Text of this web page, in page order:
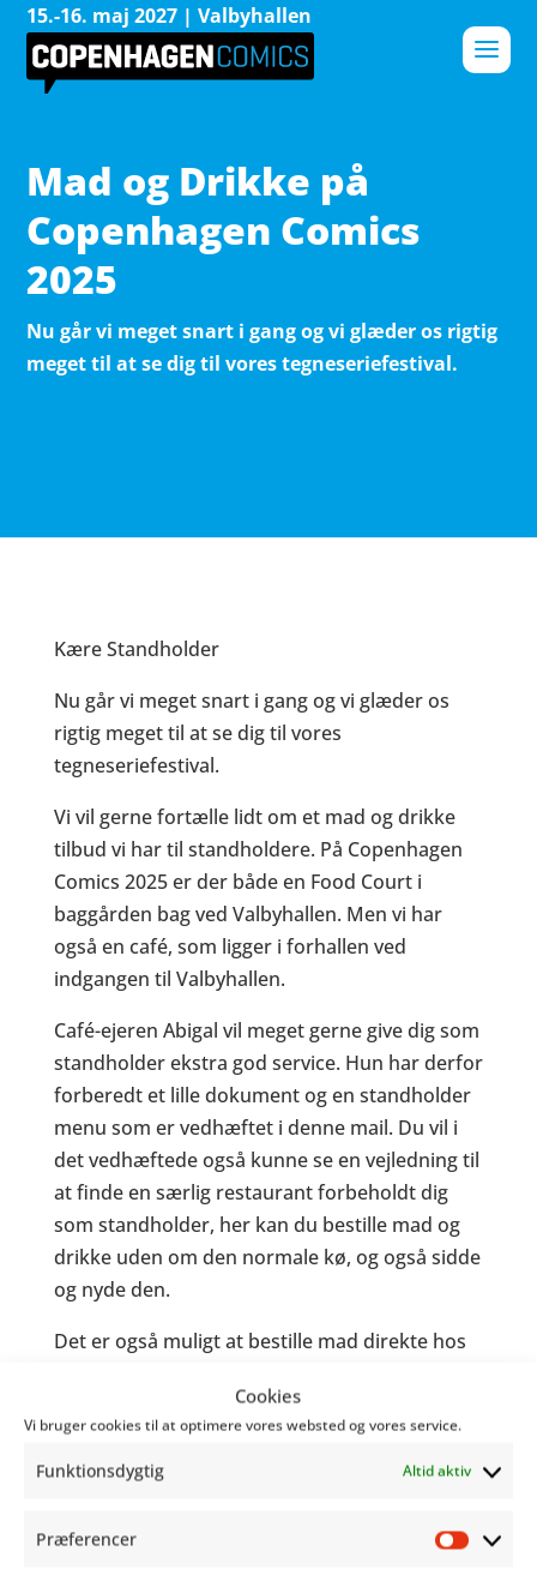
Cookies
Vi bruger cookies til at optimere vores websted og vores service.
Funktionsdygtig Altid aktiv
Præferencer
15.-16. maj 2027 | Valbyhallen
Mad og Drikke på
Copenhagen Comics
2025
Nu går vi meget snart i gang og vi glæder os rigtig
meget til at se dig til vores tegneseriefestival.
Kære Standholder
Nu går vi meget snart i gang og vi glæder os
rigtig meget til at se dig til vores
tegneseriefestival.
Vi vil gerne fortælle lidt om et mad og drikke
tilbud vi har til standholdere. På Copenhagen
Comics 2025 er der både en Food Court i
baggården bag ved Valbyhallen. Men vi har
også en café, som ligger i forhallen ved
indgangen til Valbyhallen.
Café-ejeren Abigal vil meget gerne give dig som
standholder ekstra god service. Hun har derfor
forberedt et lille dokument og en standholder
menu som er vedhæftet i denne mail. Du vil i
det vedhæftede også kunne se en vejledning til
at finde en særlig restaurant forbeholdt dig
som standholder, her kan du bestille mad og
drikke uden om den normale kø, og også sidde
og nyde den.
Det er også muligt at bestille mad direkte hos
vedhæftede og du vil også kunne finde hende
gå rundt inde i hallen med en rød
kaffekande og iført katteører og tilbyde kaffe.
gerne vil have leveret lidt godt ud til din stand.